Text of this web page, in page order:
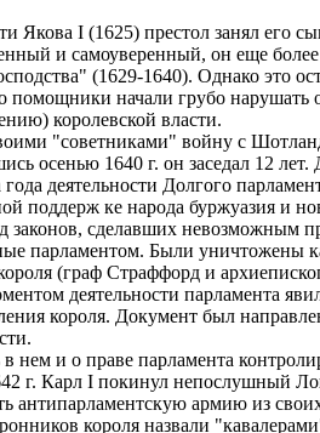
Якова I (1625) престол занял его
и самоуверенный, он еще
(1629-1640). Однако это
помощники начали грубо нарушать
королевской власти.
"советниками" войну с
осенью 1640 г. он заседал 12
деятельности Долгого
поддерж ке народа буржуазия и
законов, сделавших невозможным
парламентом. Были уничтожены
(граф Страффорд и
деятельности парламента
короля. Документ был
в нем и о праве парламента
г. Карл I покинул непослушный
антипарламентскую армию из
короля назвали